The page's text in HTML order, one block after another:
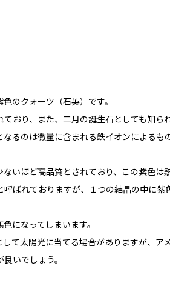
のクォーツ（石英）です。
おり、また、二月の誕生石としても知ら
るのは微量に含まれる鉄イオンによる
いほど高品質とされており、この紫色は
ばれておりますが、１つの結晶の中に
になってしまいます。
て太陽光に当てる場合がありますが、
いでしょう。